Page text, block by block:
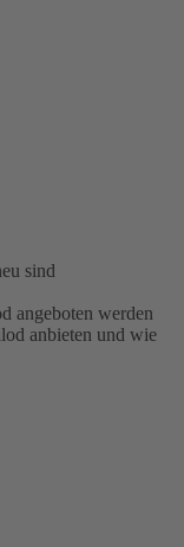
sind
angeboten werden
anbieten und wie